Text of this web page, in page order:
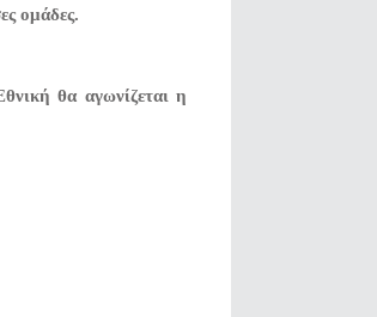
ομάδες.
θα αγωνίζεται η